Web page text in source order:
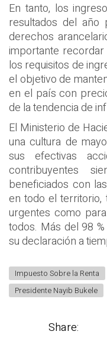
En tanto, los
resultados del año
derechos
importante
los requisitos de
el objetivo de
en el país con
de la tendencia de
El Ministerio de
una cultura de
sus efectivas
contribuyentes
beneficiados con
en todo el territorio,
urgentes como
todos. Más del 98
su declaración a
Impuesto Sobre la Renta
Presidente Nayib Bukele
Share: